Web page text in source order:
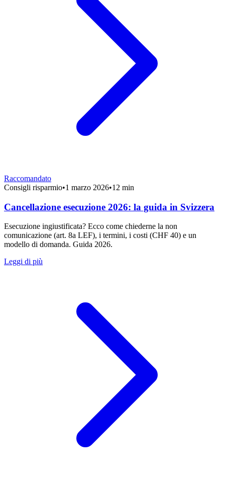
Raccomandato
Consigli risparmio•1 marzo 2026•12 min
Cancellazione esecuzione 2026: la guida in Svizzera
Esecuzione ingiustificata? Ecco come chiederne la non
comunicazione (art. 8a LEF), i termini, i costi (CHF 40) e un
modello di domanda. Guida 2026.
Leggi di più